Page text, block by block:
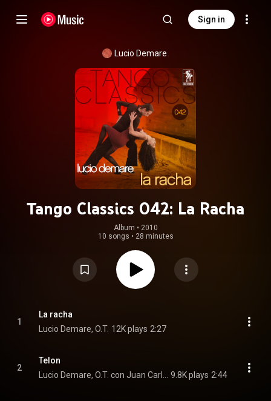
Sign in
Lucio Demare
Tango Classics 042: La Racha
Album • 2010
10 songs • 28 minutes
1
La racha
Lucio Demare, O.T. 12K plays 2:27
2
Telon
9.8K plays 2:44